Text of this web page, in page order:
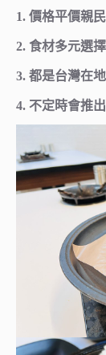
1. 價格平價親
2. 食材多元選
3. 都是台灣在
4. 不定時會推